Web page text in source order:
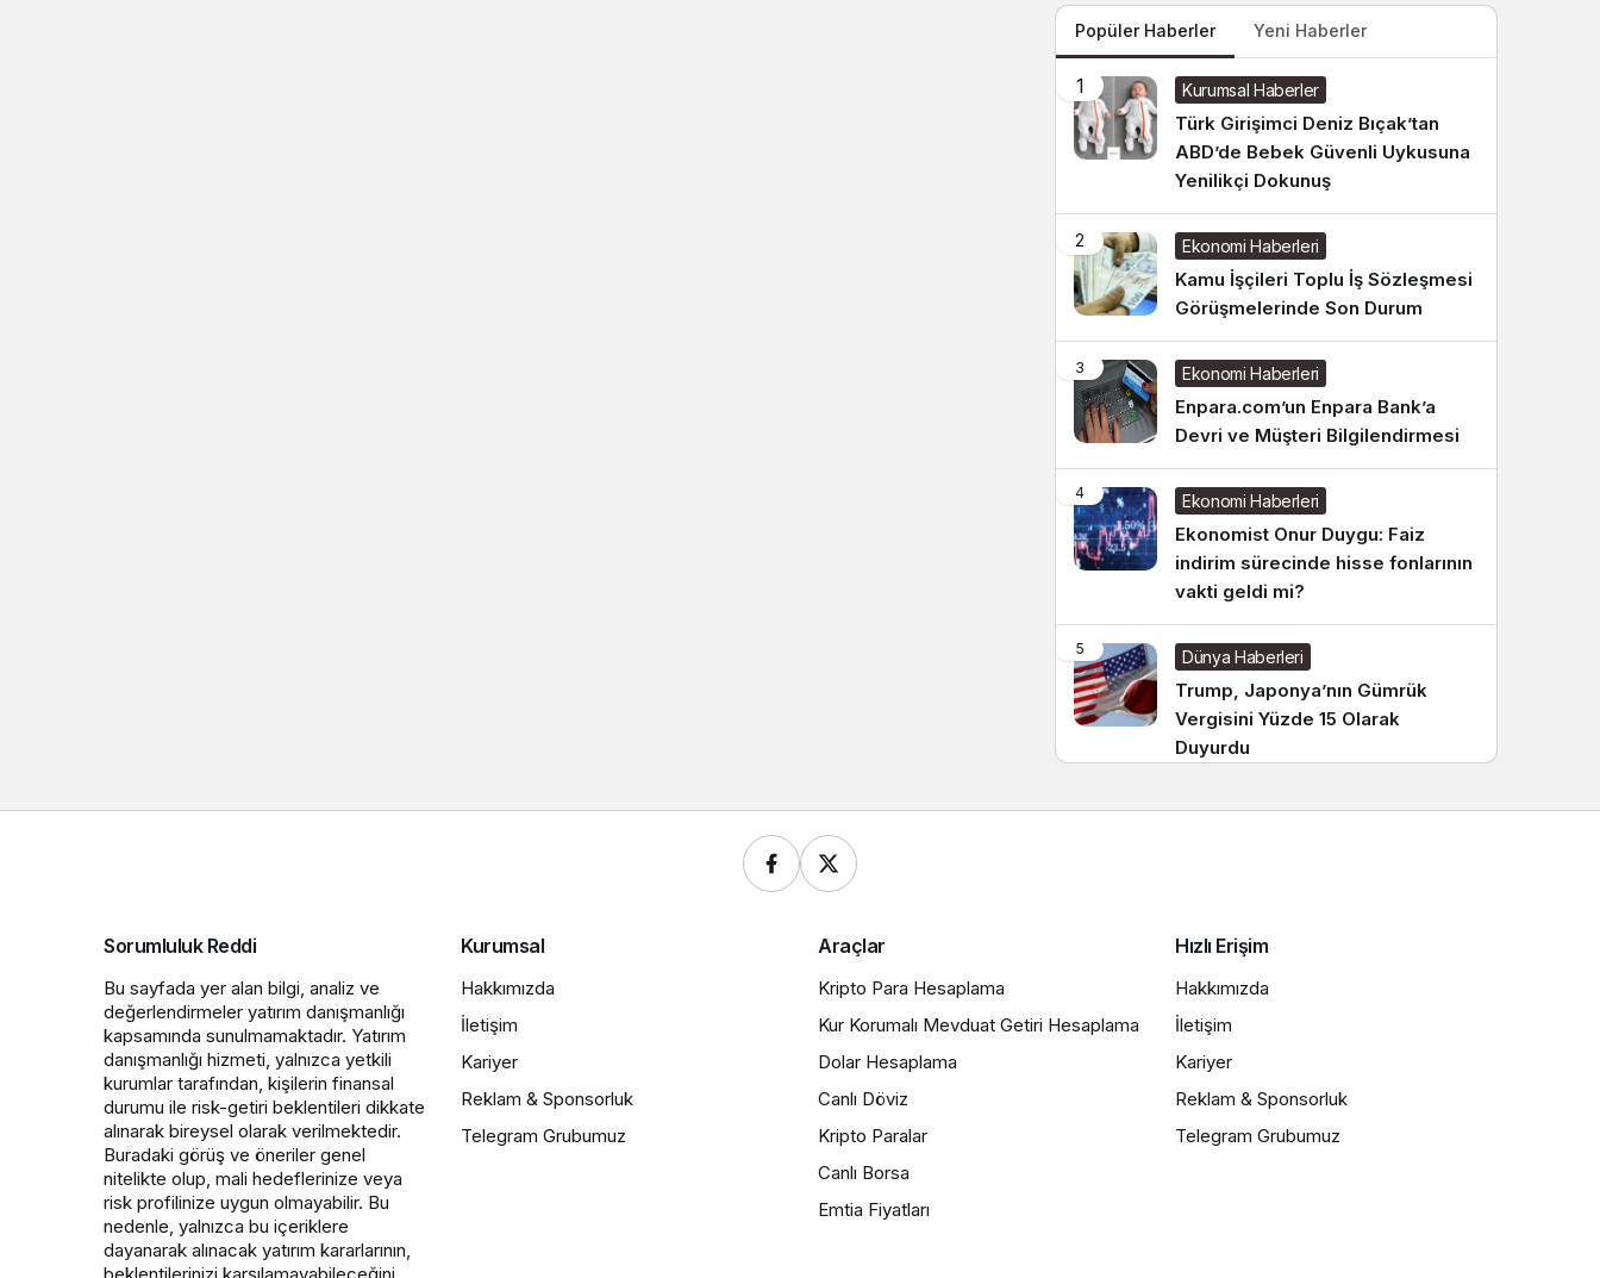
Popüler Haberler Yeni Haberler
1 Kurumsal Haberler
Türk Girişimci Deniz Bıçak’tan
ABD’de Bebek Güvenli Uykusuna
Yenilikçi Dokunuş
2 Ekonomi Haberleri
Kamu İşçileri Toplu İş Sözleşmesi
Görüşmelerinde Son Durum
3 Ekonomi Haberleri
Enpara.com’un Enpara Bank’a
Devri ve Müşteri Bilgilendirmesi
4 Ekonomi Haberleri
Ekonomist Onur Duygu: Faiz
indirim sürecinde hisse fonlarının
vakti geldi mi?
5 Dünya Haberleri
Trump, Japonya’nın Gümrük
Vergisini Yüzde 15 Olarak
Duyurdu
Sorumluluk Reddi
Bu sayfada yer alan bilgi, analiz ve
değerlendirmeler yatırım danışmanlığı
kapsamında sunulmamaktadır. Yatırım
danışmanlığı hizmeti, yalnızca yetkili
kurumlar tarafından, kişilerin finansal
durumu ile risk-getiri beklentileri dikkate
alınarak bireysel olarak verilmektedir.
Buradaki görüş ve öneriler genel
nitelikte olup, mali hedeflerinize veya
risk profilinize uygun olmayabilir. Bu
nedenle, yalnızca bu içeriklere
dayanarak alınacak yatırım kararlarının,
Kurumsal
Hakkımızda
İletişim
Kariyer
Reklam & Sponsorluk
Telegram Grubumuz
Araçlar
Kripto Para Hesaplama
Kur Korumalı Mevduat Getiri Hesaplama
Dolar Hesaplama
Canlı Döviz
Kripto Paralar
Canlı Borsa
Emtia Fiyatları
Hızlı Erişim
Hakkımızda
İletişim
Kariyer
Reklam & Sponsorluk
Telegram Grubumuz